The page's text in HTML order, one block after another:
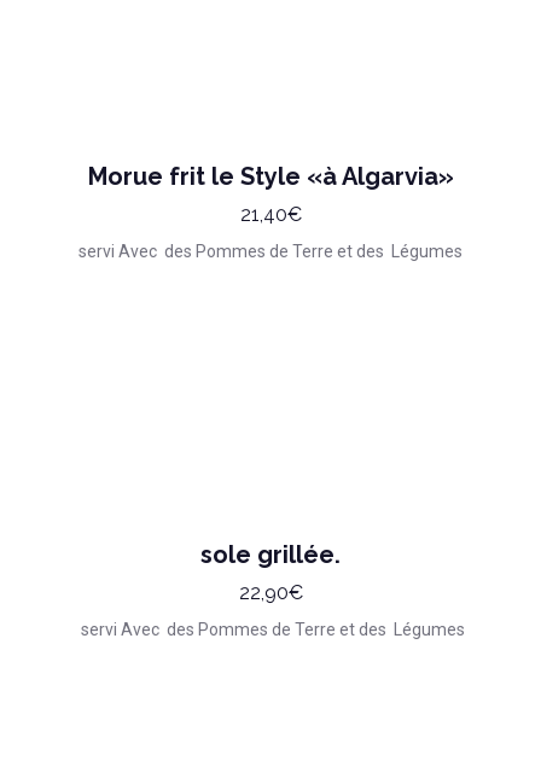
Morue frit le Style «à Algarvia»
21,40€
servi Avec des Pommes de Terre et des Légumes
sole grillée.
22,90€
servi Avec des Pommes de Terre et des Légumes